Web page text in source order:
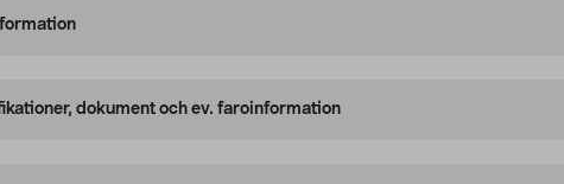
dokument och ev. faroinformation